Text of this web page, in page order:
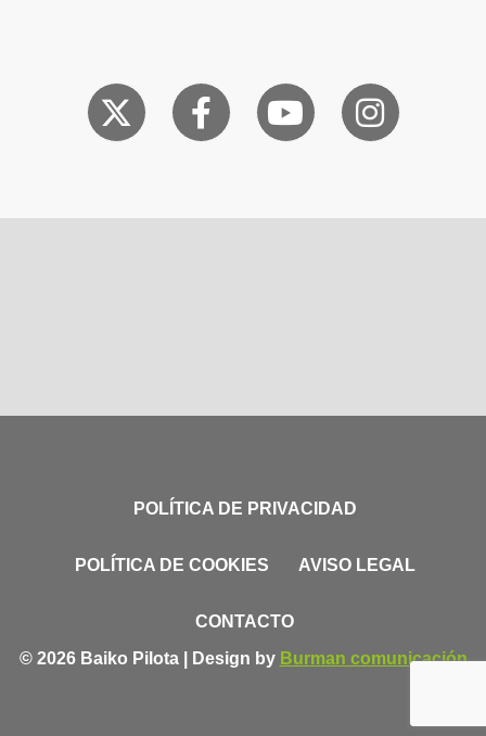
POLÍTICA DE PRIVACIDAD
POLÍTICA DE COOKIES AVISO LEGAL
CONTACTO
© 2026 Baiko Pilota | Design by Burman comunicación